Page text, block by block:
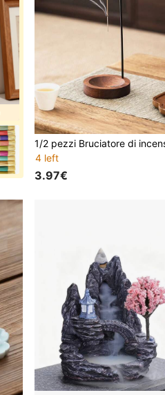
4 left
3.97€